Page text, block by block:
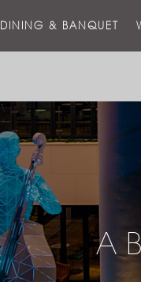
DINING & BANQUET